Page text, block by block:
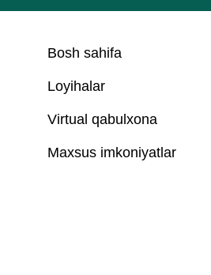
Bosh sahifa
Loyihalar
Virtual qabulxona
Maxsus imkoniyatlar